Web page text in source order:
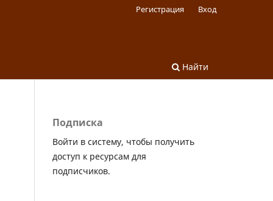
Найти
Регистрация Вход
Подписка
Войти в систему, чтобы получить
доступ к ресурсам для
подписчиков.